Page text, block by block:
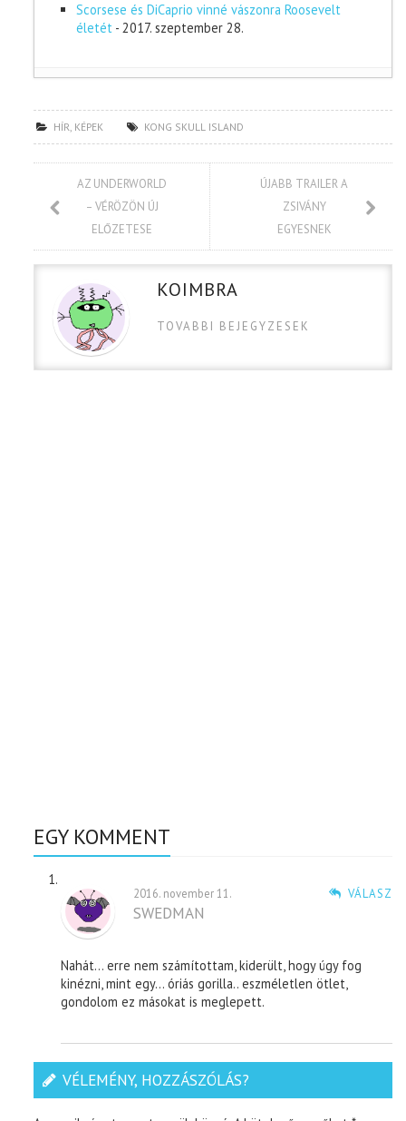
Scorsese és DiCaprio vinné vászonra Roosevelt
életét - 2017. szeptember 28.
HÍR, KÉPEK KONG SKULL ISLAND
AZ UNDERWORLD
– VÉRÖZÖN ÚJ
ELŐZETESE
ÚJABB TRAILER A
ZSIVÁNY
EGYESNEK
KOIMBRA
TOVABBI BEJEGYZESEK
EGY KOMMENT
VÁLASZ
2016. november 11.
SWEDMAN
Nahát… erre nem számítottam, kiderült, hogy úgy fog
kinézni, mint egy… óriás gorilla.. eszméletlen ötlet,
gondolom ez másokat is meglepett.
VÉLEMÉNY, HOZZÁSZÓLÁS?